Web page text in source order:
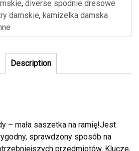
, diverse spodnie dresowe
damskie, kamizelka damska
Description
– mała saszetka na ramię!Jest
sprawdzony sposób na
przedmiotów. Klucze,